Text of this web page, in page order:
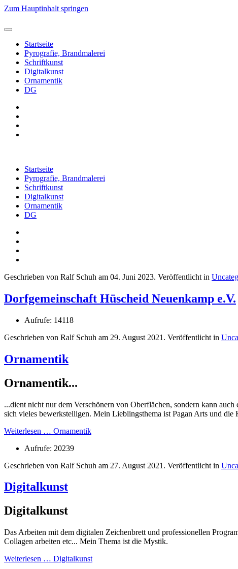
Zum Hauptinhalt springen
Startseite
Pyrografie, Brandmalerei
Schriftkunst
Digitalkunst
Ornamentik
DG
Startseite
Pyrografie, Brandmalerei
Schriftkunst
Digitalkunst
Ornamentik
DG
Geschrieben von Ralf Schuh am 04. Juni 2023. Veröffentlicht in
Dorfgemeinschaft Hüscheid Neuenkamp e.V.
Aufrufe: 14118
Geschrieben von Ralf Schuh am 29. August 2021 . Veröffentlicht in
Ornamentik
Ornamentik...
...dient nicht nur dem Verschönern von Oberflächen, sondern kann
sich vieles bewerkstelligen. Mein Lieblingsthema ist Pagan Arts und die
Weiterlesen … Ornamentik
Aufrufe: 20239
Geschrieben von Ralf Schuh am 27. August 2021 . Veröffentlicht in
Digitalkunst
Digitalkunst
Das Arbeiten mit dem digitalen Zeichenbrett und professionellen
Collagen arbeiten etc... Mein Thema ist die Mystik.
Weiterlesen … Digitalkunst